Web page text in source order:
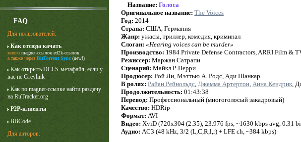
FAQ
Для пользователей:
Как отсюда качать
много magnet-ссылок ed2k-ссылок
а также через BitTorrent Sync (new!)
Как открыть DCLS-метафайл, если у
вас не Greylink
Как по magnet-ссылке найти раздачу
на RuTracker.org
P2P-клиенты
BBCode
Для авторов:
Лучше звоните Солу
1 сезон
Need for
Название: Голоса
Оригинальное название: The Voices
Год: 2014
Страна: США, Германия
Жанр: ужасы, триллер, комедия, криминал
Слоган: «Hearing voices can be murder»
Производство: 1984 Private Defense Contractors, ARRI Film &
Режиссер: Маржан Сатрапи
Сценарий: Майкл Р. Перри
Продюсер: Рой Ли, Мэттью А. Родс, Ади Шанкар
В ролях: Райан Рейнольдс Джемма Артертон Анна Кендрик ,
Продолжительность: 01:43:38
Перевод: Профессиональный (многоголосый закадровый)
Качество: HDRip
Формат: AVI
Видео: XviD (720x304 (2.35), 23.976 fps, ~1630 kbps avg, 0.31
Аудио: AC3 (48 kHz, 3/2 (L,C,R,l,r) + LFE ch, ~384 kbps)